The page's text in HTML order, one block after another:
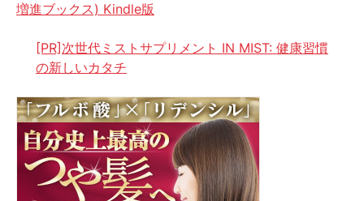
増進ブックス) Kindle版
[PR]次世代ミストサプリメント IN MIST: 健康習慣
の新しいカタチ